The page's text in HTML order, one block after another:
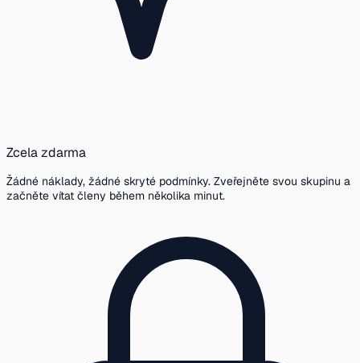
Zcela zdarma
Žádné náklady, žádné skryté podmínky. Zveřejněte svou skupinu a
začněte vítat členy během několika minut.